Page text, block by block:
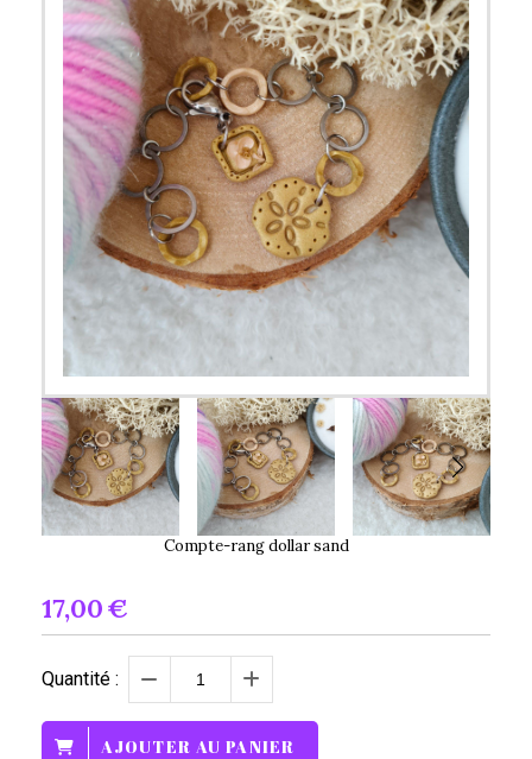
Compte-rang dollar sand
17,00€
Quantité :
AJOUTER AU PANIER